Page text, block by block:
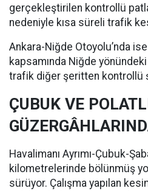
gerçekleştirilen kontrollü
nedeniyle kısa süreli trafik
Ankara-Niğde Otoyolu’nda ise
kapsamında Niğde
trafik diğer şeritten kontrollü
ÇUBUK VE
Havalimanı Ayrımı-Çubuk-
kilometrelerinde bölünmüş yol
sürüyor. Çalışma yapılan